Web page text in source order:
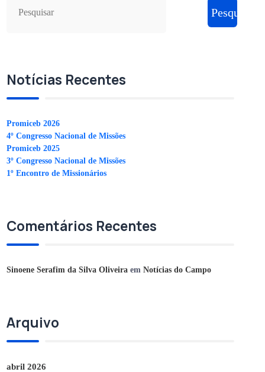
Pesquisar
Notícias Recentes
Promiceb 2026
4º Congresso Nacional de Missões
Promiceb 2025
3º Congresso Nacional de Missões
1º Encontro de Missionários
Comentários Recentes
Sinoene Serafim da Silva Oliveira emNotícias do Campo
Arquivo
abril 2026